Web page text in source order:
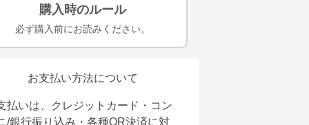
購入時のルール
必ず購入前にお読みください。
お支払い方法について
払いは、クレジットカード・コン
/銀行振り込み・各種QR決済に対